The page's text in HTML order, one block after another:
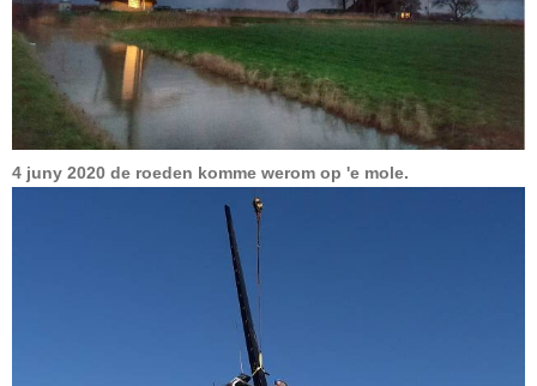
4 juny 2020 de roeden komme werom op 'e mole.